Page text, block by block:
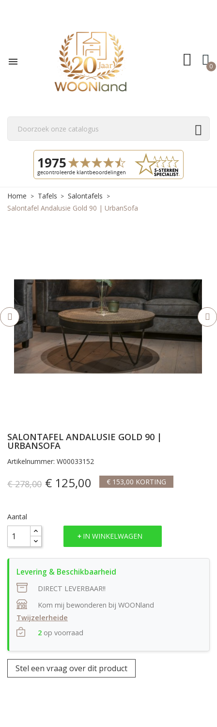
 0
Home Tafels
Salontafels
Salontafel Andalusie Gold 90 | UrbanSofa
SALONTAFEL ANDALUSIE GOLD 90 |
URBANSOFA
Artikelnummer: W00033152
€ 278,00 € 125,00 € 153,00 KORTING
Aantal
IN WINKELWAGEN
DIRECT LEVERBAAR!!
Kom mij bewonderen bij WOONland
Twijzelerheide
2 op voorraad
Stel een vraag over dit product